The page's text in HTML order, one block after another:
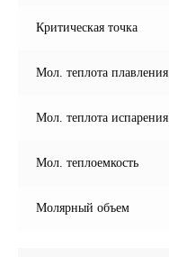
Критическая точка
Мол. теплота плавления
Мол. теплота испарения
Мол. теплоемкость
Молярный объем